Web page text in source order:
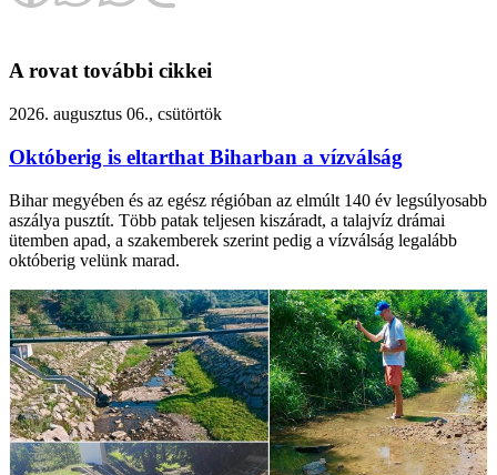
A rovat további cikkei
2026. augusztus 06., csütörtök
Októberig is eltarthat Biharban a vízválság
Bihar megyében és az egész régióban az elmúlt 140 év legsúlyosabb
aszálya pusztít. Több patak teljesen kiszáradt, a talajvíz drámai
ütemben apad, a szakemberek szerint pedig a vízválság legalább
októberig velünk marad.